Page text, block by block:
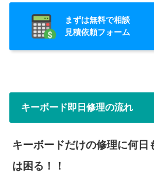
まずは無料で相談
見積依頼フォーム
キーボード即日修理の流れ
キーボードだけの修理に何日
は困る！！